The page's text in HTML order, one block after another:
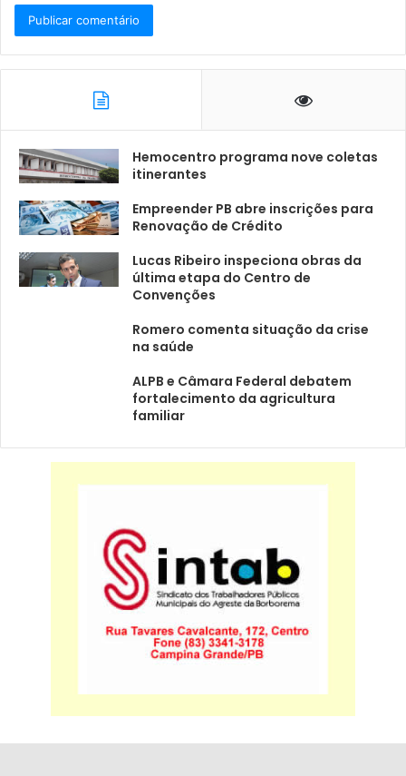
Hemocentro programa nove coletas
itinerantes
Empreender PB abre inscrições para
Renovação de Crédito
Lucas Ribeiro inspeciona obras da
última etapa do Centro de
Convenções
Romero comenta situação da crise
na saúde
ALPB e Câmara Federal debatem
fortalecimento da agricultura
familiar